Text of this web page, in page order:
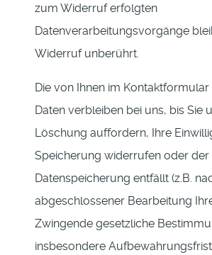
zum Widerruf erfolgten
Datenverarbeitungsvorgänge
Widerruf unberührt.
Die von Ihnen im
Daten verbleiben bei uns, bis Sie
Löschung auffordern, Ihre
Speicherung widerrufen oder
Datenspeicherung entfällt (z.B.
abgeschlossener Bearbeitung
Zwingende gesetzliche
insbesondere